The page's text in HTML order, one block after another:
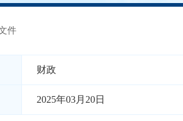
件
财政
2025年03月20日